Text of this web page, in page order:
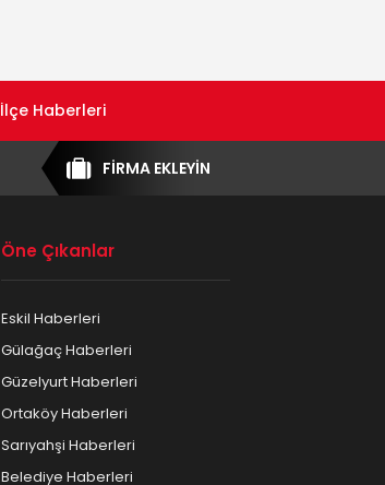
İlçe Haberleri
FİRMA EKLEYİN
Öne Çıkanlar
Eskil Haberleri
Gülağaç Haberleri
Güzelyurt Haberleri
Ortaköy Haberleri
Sarıyahşi Haberleri
Belediye Haberleri